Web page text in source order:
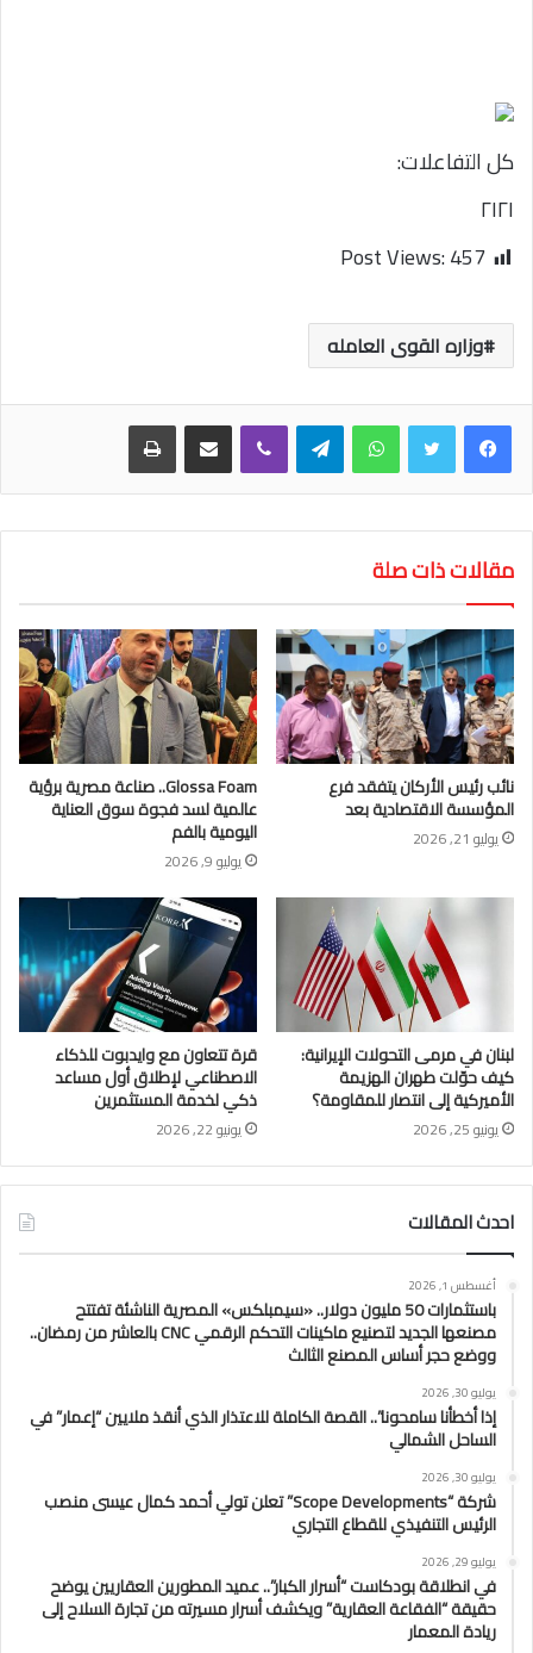
كل التفاعلات:
٢١٢١
Post Views:457
وزاره القوى العامله
واتساب تيلقرام
مقالات ذات صلة
نائب رئيس الأركان يتفقد فرع
المؤسسة الاقتصادية بعد
يوليو 21, 2026
Glossa Foam.. صناعة مصرية برؤية
عالمية لسد فجوة سوق العناية
اليومية بالفم
يوليو 9, 2026
لبنان في مرمى التحولات الإيرانية:
كيف حوّلت طهران الهزيمة
الأميركية إلى انتصار للمقاومة؟
يونيو 25, 2026
قرة تتعاون مع وايدبوت للذكاء
الاصطناعي لإطلاق أول مساعد
ذكي لخدمة المستثمرين
يونيو 22, 2026
احدث المقالات
أغسطس 1, 2026
باستثمارات 50 مليون دولار.. «سيمبلكس» المصرية الناشئة تفتتح
مصنعها الجديد لتصنيع ماكينات التحكم الرقمي CNC بالعاشر من رمضان..
ووضع حجر أساس المصنع الثالث
يوليو 30, 2026
إذا أخطأنا سامحونا”.. القصة الكاملة للاعتذار الذي أنقذ ملايين “إعمار” في
الساحل الشمالي
يوليو 30, 2026
شركة “Scope Developments” تعلن تولي أحمد كمال عيسى منصب
الرئيس التنفيذي للقطاع التجاري
يوليو 29, 2026
في انطلاقة بودكاست “أسرار الكبار”.. عميد المطورين العقاريين يوضح
حقيقة “الفقاعة العقارية” ويكشف أسرار مسيرته من تجارة السلاح إلى
ريادة المعمار